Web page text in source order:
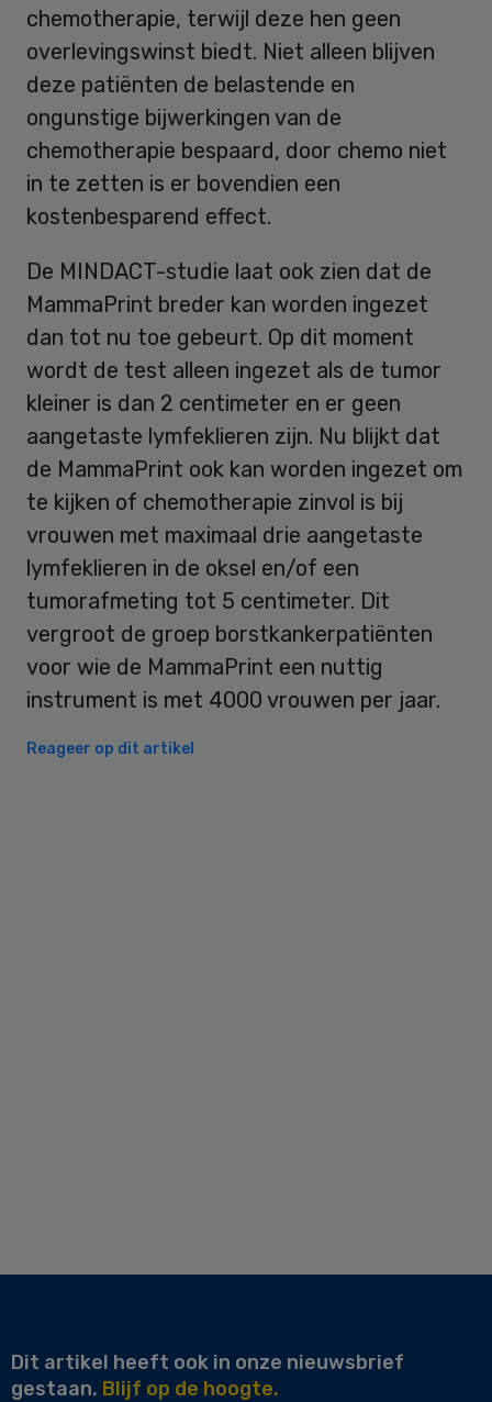
chemotherapie, terwijl deze hen geen
overlevingswinst biedt. Niet alleen blijven
deze patiënten de belastende en
ongunstige bijwerkingen van de
chemotherapie bespaard, door chemo niet
in te zetten is er bovendien een
kostenbesparend effect.
De MINDACT-studie laat ook zien dat de
MammaPrint breder kan worden ingezet
dan tot nu toe gebeurt. Op dit moment
wordt de test alleen ingezet als de tumor
kleiner is dan 2 centimeter en er geen
aangetaste lymfeklieren zijn. Nu blijkt dat
de MammaPrint ook kan worden ingezet om
te kijken of chemotherapie zinvol is bij
vrouwen met maximaal drie aangetaste
lymfeklieren in de oksel en/of een
tumorafmeting tot 5 centimeter. Dit
vergroot de groep borstkankerpatiënten
voor wie de MammaPrint een nuttig
instrument is met 4000 vrouwen per jaar.
Reageer op dit artikel
Dit artikel heeft ook in onze nieuwsbrief
gestaan. Blijf op de hoogte.